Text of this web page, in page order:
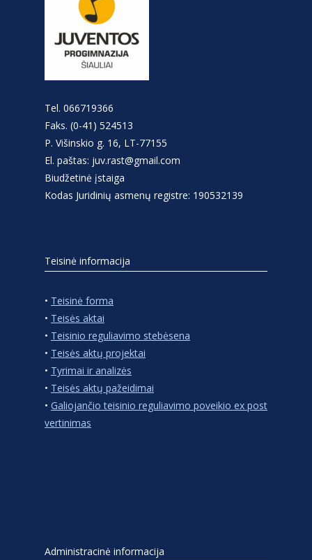
Tel. 066719366
Faks. (0-41) 524513
P. Višinskio g. 16, LT-77155
El. paštas: juv.rast@gmail.com
Biudžetinė įstaiga
Kodas Juridinių asmenų registre: 190532139
Teisinė informacija
• Teisinė forma
• Teisės aktai
• Teisinio reguliavimo stebėsena
• Teisės aktų projektai
• Tyrimai ir analizės
• Teisės aktų pažeidimai
• Galiojančio teisinio reguliavimo poveikio ex post
vertinimas
Administracinė informacija